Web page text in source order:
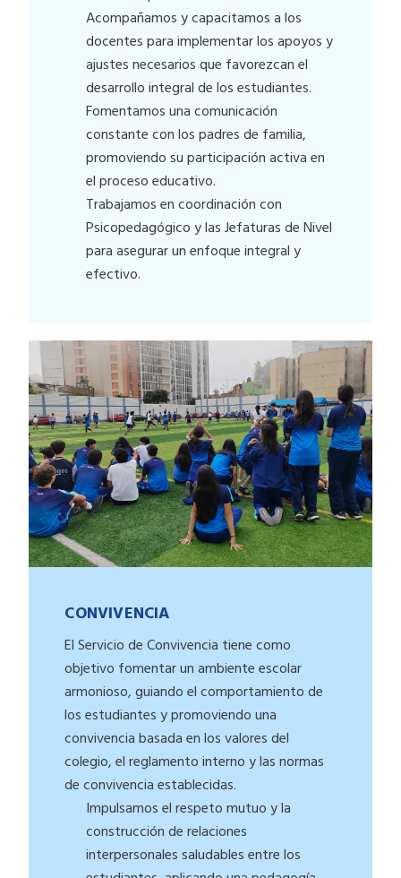
Acompañamos y capacitamos a los
docentes para implementar los apoyos y
ajustes necesarios que favorezcan el
desarrollo integral de los estudiantes.
Fomentamos una comunicación
constante con los padres de familia,
promoviendo su participación activa en
el proceso educativo.
Trabajamos en coordinación con
Psicopedagógico y las Jefaturas de Nivel
para asegurar un enfoque integral y
efectivo.
CONVIVENCIA
El Servicio de Convivencia tiene como
objetivo fomentar un ambiente escolar
armonioso, guiando el comportamiento de
los estudiantes y promoviendo una
convivencia basada en los valores del
colegio, el reglamento interno y las normas
de convivencia establecidas.
Impulsamos el respeto mutuo y la
construcción de relaciones
interpersonales saludables entre los